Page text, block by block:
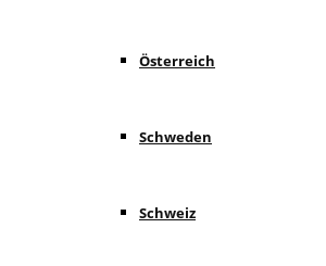
Österreich
Schweden
Schweiz